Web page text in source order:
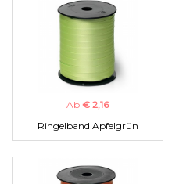
Ab € 2,16
Ringelband Apfelgrün